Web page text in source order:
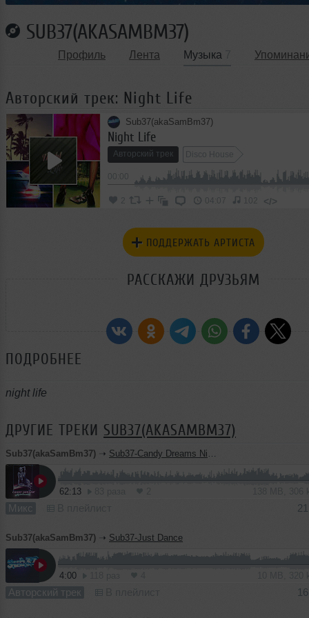
SUB37(AKASAMBM37)
Профиль Лента Музыка
Авторский трек: Night Life
Sub37(akaSamBm37)
Night Life
Авторский трек Disco House
2 04:07 102 </>
ПОДДЕРЖАТЬ АРТИСТА
РАССКАЖИ ДРУЗЬЯМ
ПОДРОБНЕЕ
night life
ДРУГИЕ ТРЕКИ SUB37(AKASAMBM37)
Sub37(akaSamBm37) ➝ Sub37-Candy Dreams Night Carnaval
62:13
Микс
Sub37(akaSamBm37) ➝ Sub37-Just Dance
4:00
Авторский трек